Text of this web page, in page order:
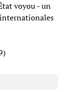
voyou - un